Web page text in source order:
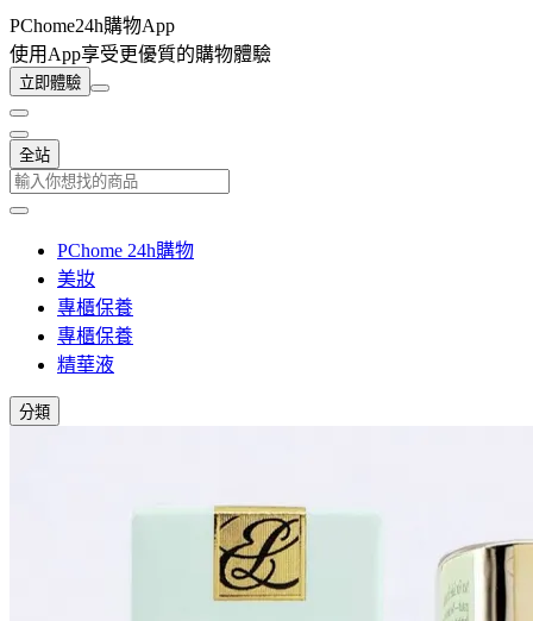
PChome24h購物App
使用App享受更優質的購物體驗
立即體驗
全站
PChome 24h購物
美妝
專櫃保養
專櫃保養
精華液
分類